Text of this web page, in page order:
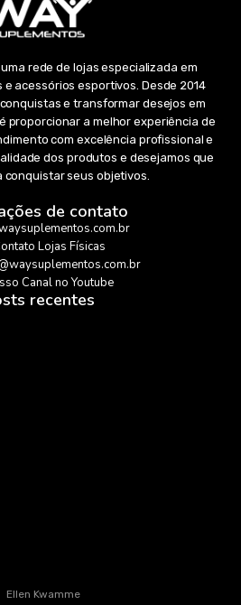
rede de lojas especializada em
acessórios esportivos. Desde 2014
e transformar desejos em
proporcionar a melhor experiência de
com excelência profissional e
dos produtos e desejamos que
conquistar seus objetivos.
de contato
Lojas Físicas
Canal no Youtube
recentes
Ellen Kwamme